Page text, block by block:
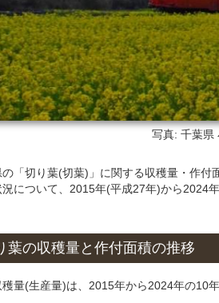
写真: 千葉県
「切り葉(切葉)」に関する収穫量・作
について、2015年(平成27年)から2024
葉の収穫量と作付面積の推移
量(生産量)は、2015年から2024年の10